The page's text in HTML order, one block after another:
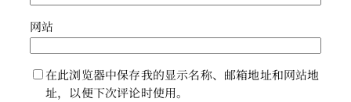
网站
在此浏览器中保存我的显示名称、邮箱地址和网站地
址，以便下次评论时使用。